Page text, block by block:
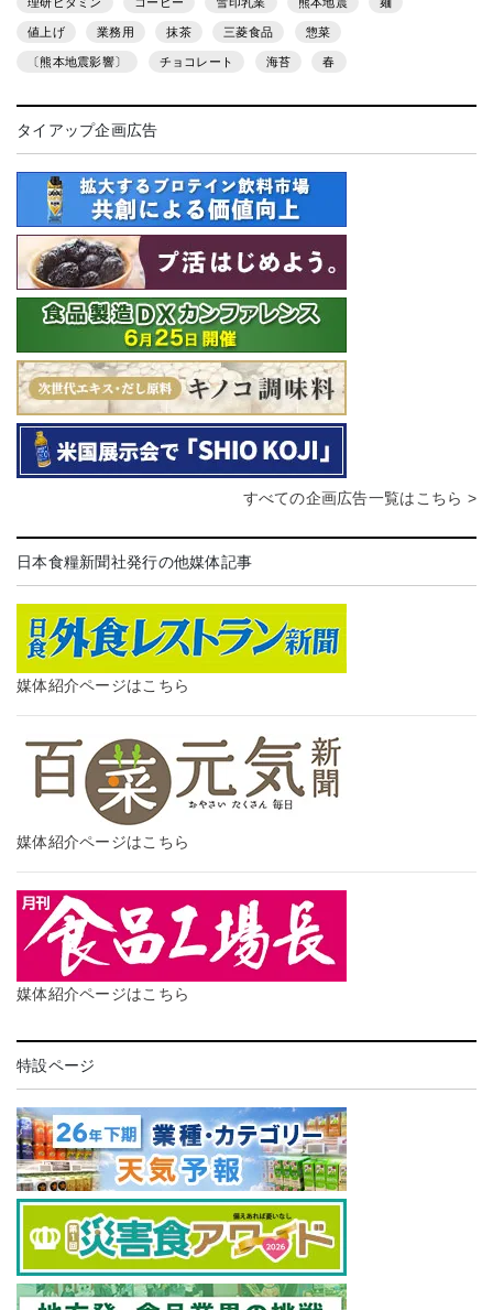
値上げ 業務用 抹茶 三菱食品 惣菜
〔熊本地震影響〕 チョコレート 海苔 春
タイアップ企画広告
すべての企画広告一覧はこちら >
日本食糧新聞社発行の他媒体記事
媒体紹介ページはこちら
媒体紹介ページはこちら
媒体紹介ページはこちら
特設ページ